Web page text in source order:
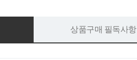
상품구매 필독사항